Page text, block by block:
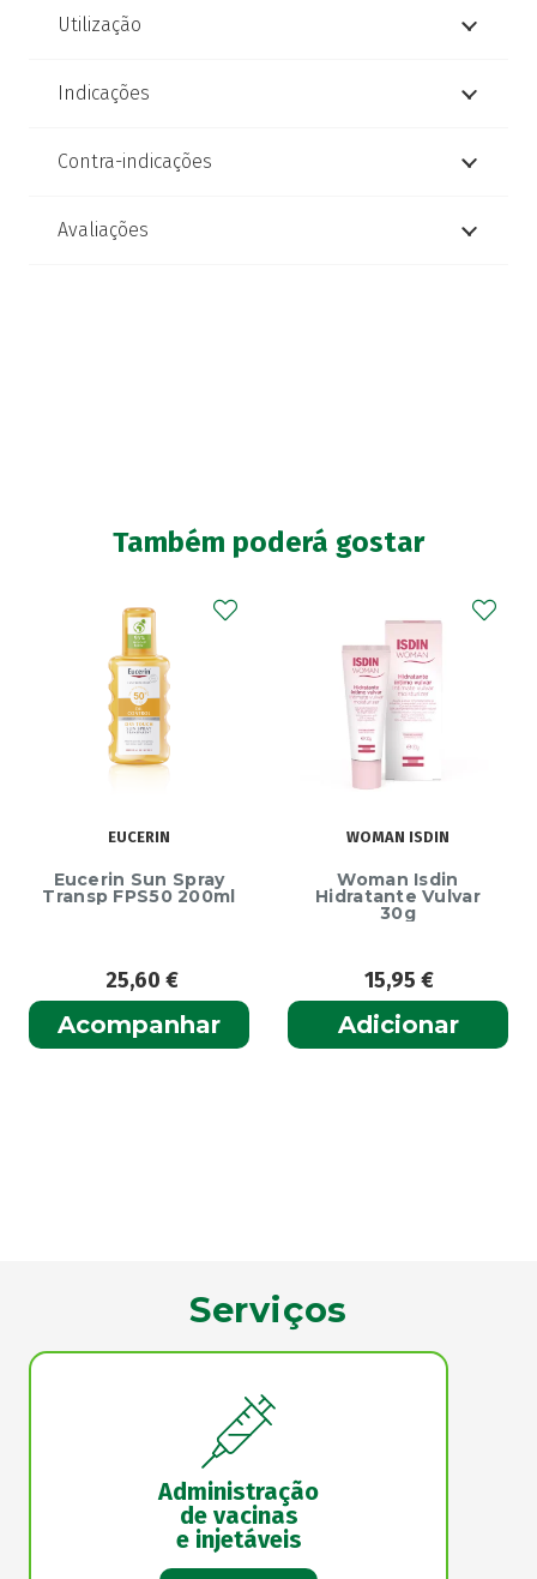
Utilização
Indicações
Contra-indicações
Avaliações
Também poderá gostar
EUCERIN
Eucerin Sun Spray
Transp FPS50 200ml
25,60€
Acompanhar
WOMAN ISDIN
Woman Isdin
Hidratante Vulvar
30g
15,95€
Adicionar
Serviços
Administração
de vacinas
e injetáveis